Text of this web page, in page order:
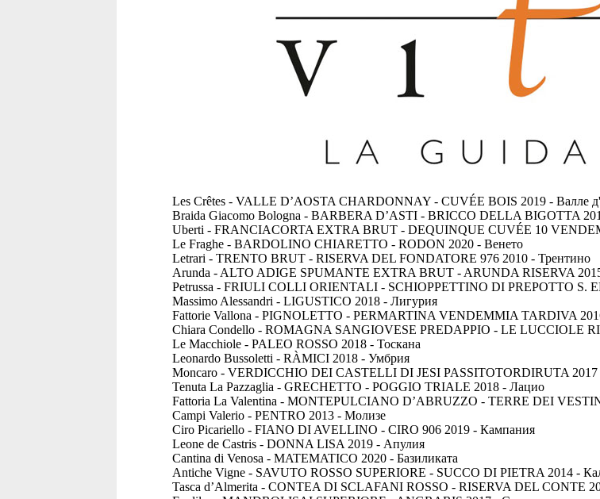
Les Crêtes - VALLE D’AOSTA CHARDONNAY - CUVÉE BOIS 2019 - Валле
Braida Giacomo Bologna - BARBERA D’ASTI - BRICCO DELLA BIGOTTA
Uberti - FRANCIACORTA EXTRA BRUT - DEQUINQUE CUVÉE 10
Le Fraghe - BARDOLINO CHIARETTO - RODON 2020 - Венето
Letrari - TRENTO BRUT - RISERVA DEL FONDATORE 976 2010 - Трентино
Arunda - ALTO ADIGE SPUMANTE EXTRA BRUT - ARUNDA RISERVA
Petrussa - FRIULI COLLI ORIENTALI - SCHIOPPETTINO DI PREPOTTO S.
Massimo Alessandri - LIGUSTICO 2018 - Лигурия
Fattorie Vallona - PIGNOLETTO - PERMARTINA VENDEMMIA TARDIVA
Chiara Condello - ROMAGNA SANGIOVESE PREDAPPIO - LE LUCCIOLE
Le Macchiole - PALEO ROSSO 2018 - Тоскана
Leonardo Bussoletti - RÀMICI 2018 - Умбрия
Moncaro - VERDICCHIO DEI CASTELLI DI JESI PASSITOTORDIRUTA
Tenuta La Pazzaglia - GRECHETTO - POGGIO TRIALE 2018 - Лацио
Fattoria La Valentina - MONTEPULCIANO D’ABRUZZO - TERRE DEI
Campi Valerio - PENTRO 2013 - Молизе
Ciro Picariello - FIANO DI AVELLINO - CIRO 906 2019 - Кампания
Leone de Castris - DONNA LISA 2019 - Апулия
Cantina di Venosa - MATEMATICO 2020 - Базиликата
Antiche Vigne - SAVUTO ROSSO SUPERIORE - SUCCO DI PIETRA 2014 -
Tasca d’Almerita - CONTEA DI SCLAFANI ROSSO - RISERVA DEL CONTE